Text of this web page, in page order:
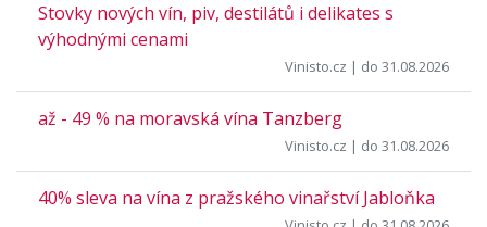
Stovky nových vín, piv, destilátů i delikates s
výhodnými cenami
Vinisto.cz | do 31.08.2026
až - 49 % na moravská vína Tanzberg
Vinisto.cz | do 31.08.2026
40% sleva na vína z pražského vinařství Jabloňka